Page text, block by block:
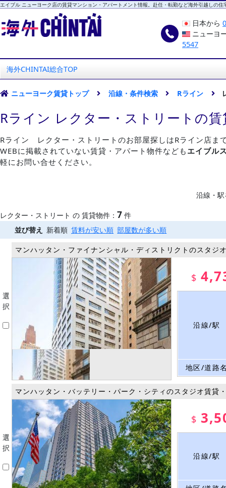
エイブル ニューヨーク店の賃貸マンション・アパートメント情報。赴任・転勤など海外引越しの住
日本から
ニューヨ
5547
海外CHINTAI総合TOP
ニューヨーク賃貸トップ 沿線・条件検索 Rライン
Rライン レクター・ストリートの
Rライン レクター・ストリートのお部屋探しはRライン店ま
WEBに掲載されていない賃貸・アパート物件なども エイブル
軽にお問い合せください。
沿線・
レクター・ストリート の 賃貸物件： 7 件
並び替え
新着順 賃料が安い順 部屋数が多い順
選
択
マンハッタン・ファイナンシャル・ディストリクトのスタジ
$
沿線/駅
地区/道路
選
択
マンハッタン・バッテリー・パーク・シティのスタジオ賃貸
$
沿線/駅